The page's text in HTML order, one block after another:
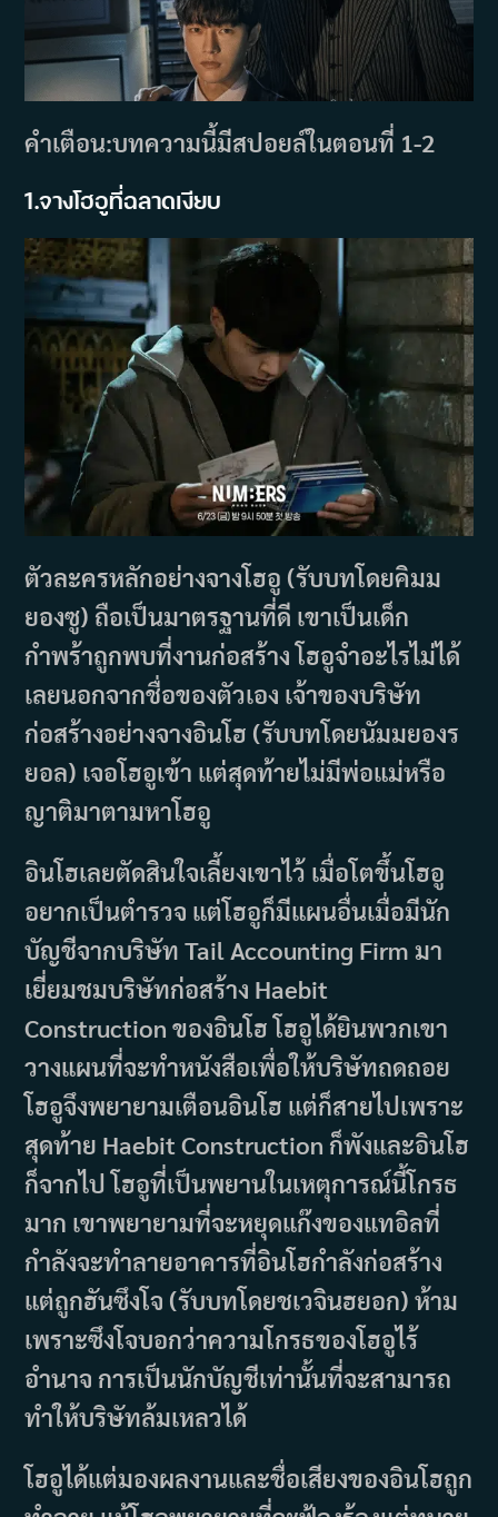
คำเตือน:บทความนี้มีสปอยล์ในตอนที่ 1-2
1.จางโฮอูที่ฉลาดเงียบ
ตัวละครหลักอย่างจางโฮอู (รับบทโดยคิมม
ยองซู) ถือเป็นมาตรฐานที่ดี เขาเป็นเด็ก
กำพร้าถูกพบที่งานก่อสร้าง โฮอูจำอะไรไม่ได้
เลยนอกจากชื่อของตัวเอง เจ้าของบริษัท
ก่อสร้างอย่างจางอินโฮ (รับบทโดยนัมมยองร
ยอล) เจอโฮอูเข้า แต่สุดท้ายไม่มีพ่อแม่หรือ
ญาติมาตามหาโฮอู
อินโฮเลยตัดสินใจเลี้ยงเขาไว้ เมื่อโตขึ้นโฮอู
อยากเป็นตำรวจ แต่โฮอูก็มีแผนอื่นเมื่อมีนัก
บัญชีจากบริษัท Tail Accounting Firm มา
เยี่ยมชมบริษัทก่อสร้าง Haebit
Construction ของอินโฮ โฮอูได้ยินพวกเขา
วางแผนที่จะทำหนังสือเพื่อให้บริษัทถดถอย
โฮอูจึงพยายามเตือนอินโฮ แต่ก็สายไปเพราะ
สุดท้าย Haebit Construction ก็พังและอินโฮ
ก็จากไป โฮอูที่เป็นพยานในเหตุการณ์นี้โกรธ
มาก เขาพยายามที่จะหยุดแก๊งของแทอิลที่
กำลังจะทำลายอาคารที่อินโฮกำลังก่อสร้าง
แต่ถูกฮันซึงโจ (รับบทโดยชเวจินฮยอก) ห้าม
เพราะซึงโจบอกว่าความโกรธของโฮอูไร้
อำนาจ การเป็นนักบัญชีเท่านั้นที่จะสามารถ
ทำให้บริษัทล้มเหลวได้
โฮอูได้แต่มองผลงานและชื่อเสียงของอินโฮถูก